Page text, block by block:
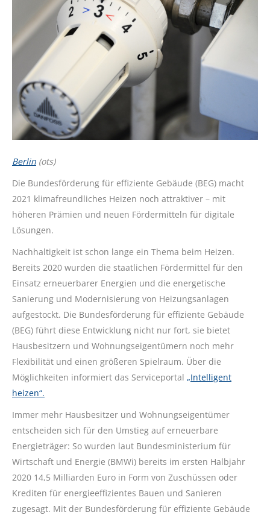
Berlin (ots)
Die Bundesförderung für effiziente Gebäude (BEG) macht
2021 klimafreundliches Heizen noch attraktiver – mit
höheren Prämien und neuen Fördermitteln für digitale
Lösungen.
Nachhaltigkeit ist schon lange ein Thema beim Heizen.
Bereits 2020 wurden die staatlichen Fördermittel für den
Einsatz erneuerbarer Energien und die energetische
Sanierung und Modernisierung von Heizungsanlagen
aufgestockt. Die Bundesförderung für effiziente Gebäude
(BEG) führt diese Entwicklung nicht nur fort, sie bietet
Hausbesitzern und Wohnungseigentümern noch mehr
Flexibilität und einen größeren Spielraum. Über die
Möglichkeiten informiert das Serviceportal „Intelligent
heizen“.
Immer mehr Hausbesitzer und Wohnungseigentümer
entscheiden sich für den Umstieg auf erneuerbare
Energieträger: So wurden laut Bundesministerium für
Wirtschaft und Energie (BMWi) bereits im ersten Halbjahr
2020 14,5 Milliarden Euro in Form von Zuschüssen oder
Krediten für energieeffizientes Bauen und Sanieren
zugesagt. Mit der Bundesförderung für effiziente Gebäude